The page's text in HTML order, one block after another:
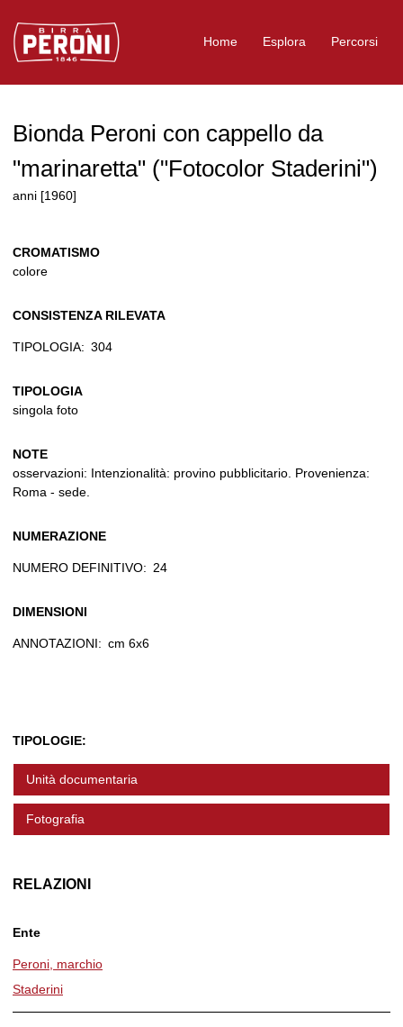
Logo Birra Peroni
Home Esplora Percorsi
Bionda Peroni con cappello da
"marinaretta" ("Fotocolor Staderini")
anni [1960]
CROMATISMO
colore
CONSISTENZA RILEVATA
TIPOLOGIA: 304
TIPOLOGIA
singola foto
NOTE
osservazioni: Intenzionalità: provino pubblicitario. Provenienza:
Roma - sede.
NUMERAZIONE
NUMERO DEFINITIVO: 24
DIMENSIONI
ANNOTAZIONI: cm 6x6
TIPOLOGIE:
Unità documentaria
Fotografia
RELAZIONI
Ente
Peroni, marchio
Staderini